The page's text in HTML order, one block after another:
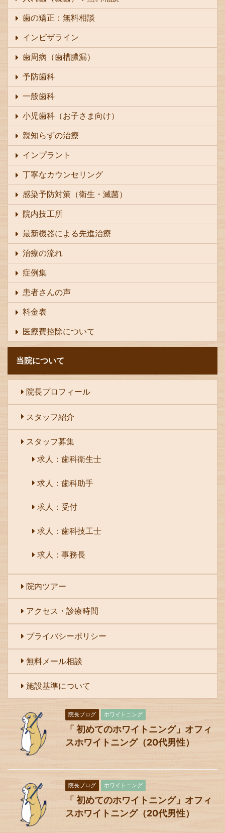
歯の矯正：無料相談
インビザライン
歯周病（歯槽膿漏）
予防歯科
一般歯科
小児歯科（お子さま向け）
親知らずの治療
インプラント
丁寧なカウンセリング
感染予防対策（衛生・滅菌）
院内技工所
最新機器による先進治療
治療の流れ
症例集
患者さんの声
料金表
医療費控除について
当院について
院長プロフィール
スタッフ紹介
スタッフ募集
求人：歯科衛生士
求人：歯科助手
求人：受付
求人：歯科技工士
求人：事務長
院内ツアー
アクセス・診療時間
プライバシーポリシー
無料メール相談
施設基準について
院長ブログ ホワイトニング
「 初めてのホワイトニング」オフィ
スホワイトニング（20代男性）
院長ブログ ホワイトニング
「 初めてのホワイトニング」オフィ
スホワイトニング（20代男性）